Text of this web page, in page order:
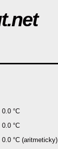
0.0 °C
0.0 °C
0.0 °C (aritmeticky)